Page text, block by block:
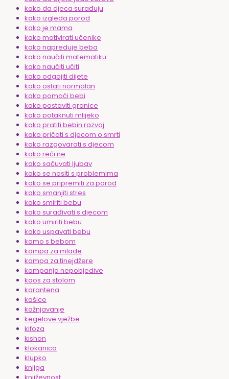
kako da djeca surađuju
kako izgleda porod
kako je mama
kako motivirati učenike
kako napreduje beba
kako naučiti matematiku
kako naučiti učiti
kako odgojiti dijete
kako ostati normalan
kako pomoći bebi
kako postaviti granice
kako potaknuti mlijeko
kako pratiti bebin razvoj
kako pričati s djecom o smrti
kako razgovarati s djecom
kako reći ne
kako sačuvati ljubav
kako se nositi s problemima
kako se pripremiti za porod
kako smanjiti stres
kako smiriti bebu
kako surađivati s djecom
kako umiriti bebu
kako uspavati bebu
kamo s bebom
kampa za mlade
kampa za tinejdžere
kampanja nepobjedive
kaos za stolom
karantena
kašice
kažnjavanje
kegelove vježbe
kifoza
kishon
klokanica
klupko
knjiga